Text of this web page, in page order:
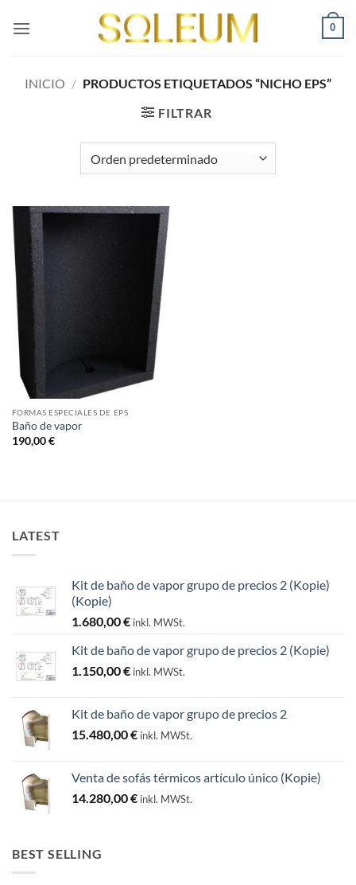
0
INICIO / PRODUCTOS ETIQUETADOS “NICHO EPS”
FILTRAR
FORMAS ESPECIALES DE EPS
Baño de vapor
190,00€
LATEST
Kit de baño de vapor grupo de precios 2 (Kopie)
(Kopie)
1.680,00€ inkl. MWSt.
Kit de baño de vapor grupo de precios 2 (Kopie)
1.150,00€ inkl. MWSt.
Kit de baño de vapor grupo de precios 2
15.480,00€ inkl. MWSt.
Venta de sofás térmicos artículo único (Kopie)
14.280,00€ inkl. MWSt.
BEST SELLING